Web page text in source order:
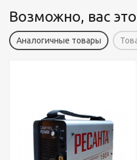
Возможно, вас
Аналогичные товары